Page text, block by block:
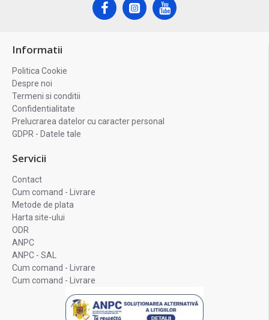
Informatii
Politica Cookie
Despre noi
Termeni si conditii
Confidentialitate
Prelucrarea datelor cu caracter personal
GDPR - Datele tale
Servicii
Contact
Cum comand - Livrare
Metode de plata
Harta site-ului
ODR
ANPC
ANPC - SAL
Cum comand - Livrare
Cum comand - Livrare